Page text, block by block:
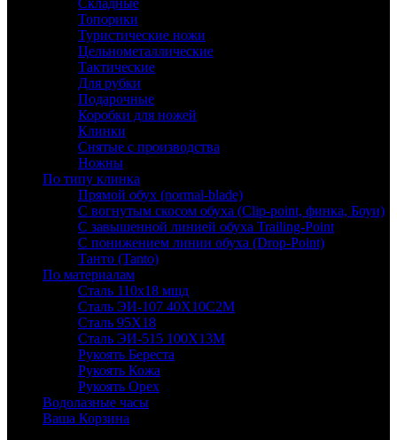
Складные
Топорики
Туристические ножи
Цельнометаллические
Тактические
Для рубки
Подарочные
Коробки для ножей
Клинки
Снятые с производства
Ножны
По типу клинка
Прямой обух (normal-blade)
С вогнутым скосом обуха (Clip-point, финка, Боуи)
С завышенной линией обуха Trailing-Point
С понижением линии обуха (Drop-Point)
Танто (Tanto)
По материалам
Сталь 110х18 мшд
Сталь ЭИ-107 40Х10С2М
Сталь 95Х18
Сталь ЭИ-515 100Х13М
Рукоять Береста
Рукоять Кожа
Рукоять Орех
Водолазные часы
Ваша Корзина